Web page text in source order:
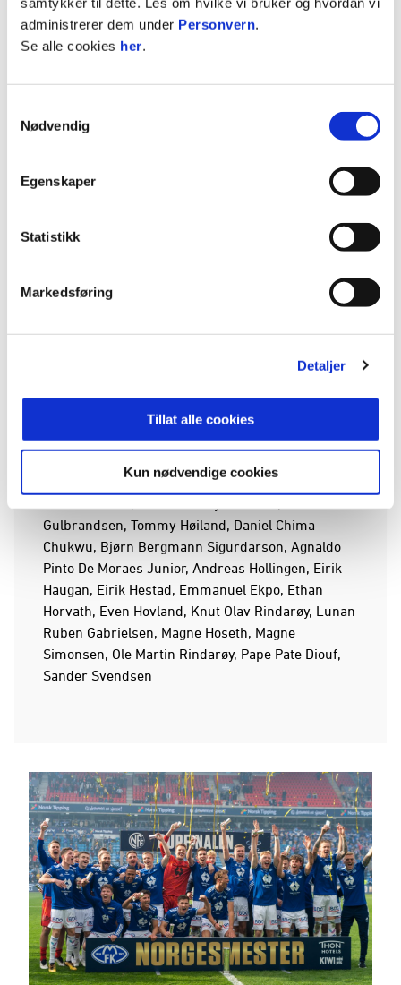
administrerer dem under Personvern.
Se alle cookies her.
Nødvendig
Egenskaper
Statistikk
Markedsføring
Detaljer
Tillat alle cookies
Kun nødvendige cookies
Cupgull nr. 4 på Ullevaal! Odd ble slått 2-0 i
finalen. Foto: Lise Åserud / NTB
2014
Hovedtrener:Tor Ole Skullerud
Ørjan Håskjold Nyland, Martin Linnes, Joona
Mostrøm, Daniel Berg Hestad, Harmeet Singh,
Gulbrandsen, Tommy Høiland, Daniel Chima
Chukwu, Bjørn Bergmann Sigurdarson, Agnaldo
Pinto De Moraes Junior, Andreas Hollingen, Eirik
Haugan, Eirik Hestad, Emmanuel Ekpo, Ethan
Horvath, Even Hovland, Knut Olav Rindarøy, Lunan
Ruben Gabrielsen, Magne Hoseth, Magne
Simonsen, Ole Martin Rindarøy, Pape Pate Diouf,
Sander Svendsen